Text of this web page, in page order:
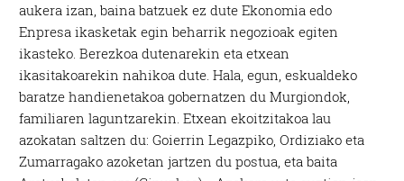
aukera izan, baina batzuek ez dute Ekonomia edo
Enpresa ikasketak egin beharrik negozioak egiten
ikasteko. Berezkoa dutenarekin eta etxean
ikasitakoarekin nahikoa dute. Hala, egun, eskualdeko
baratze handienetakoa gobernatzen du Murgiondok,
familiaren laguntzarekin. Etxean ekoitzitakoa lau
azokatan saltzen du: Goierrin Legazpiko, Ordiziako eta
Zumarragako azoketan jartzen du postua, eta baita